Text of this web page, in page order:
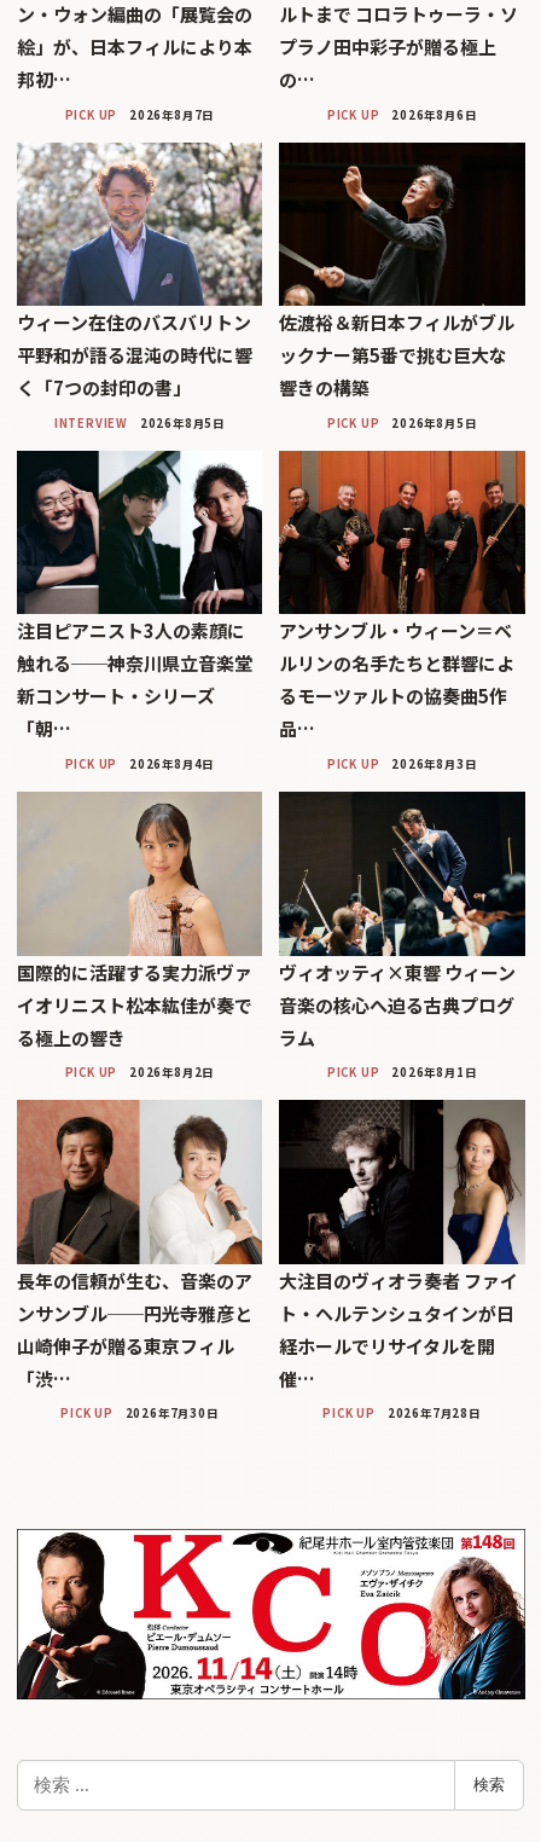
ン・ウォン編曲の「展覧会の
絵」が、日本フィルにより本
邦初…
PICK UP 2026年8月7日
ルトまで コロラトゥーラ・ソ
プラノ田中彩子が贈る極上
の…
PICK UP 2026年8月6日
ウィーン在住のバスバリトン
平野和が語る混沌の時代に響
く「7つの封印の書」
INTERVIEW 2026年8月5日
佐渡裕＆新日本フィルがブル
ックナー第5番で挑む巨大な
響きの構築
PICK UP 2026年8月5日
注目ピアニスト3人の素顔に
触れる──神奈川県立音楽堂
新コンサート・シリーズ
「朝…
PICK UP 2026年8月4日
アンサンブル・ウィーン＝ベ
ルリンの名手たちと群響によ
るモーツァルトの協奏曲5作
品…
PICK UP 2026年8月3日
国際的に活躍する実力派ヴァ
イオリニスト松本紘佳が奏で
る極上の響き
PICK UP 2026年8月2日
ヴィオッティ×東響 ウィーン
音楽の核心へ迫る古典プログ
ラム
PICK UP 2026年8月1日
長年の信頼が生む、音楽のア
ンサンブル──円光寺雅彦と
山崎伸子が贈る東京フィル
「渋…
PICK UP 2026年7月30日
大注目のヴィオラ奏者 ファイ
ト・ヘルテンシュタインが日
経ホールでリサイタルを開
催…
PICK UP 2026年7月28日
検
検索